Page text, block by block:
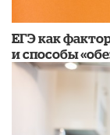
​ЕГЭ как
и способы